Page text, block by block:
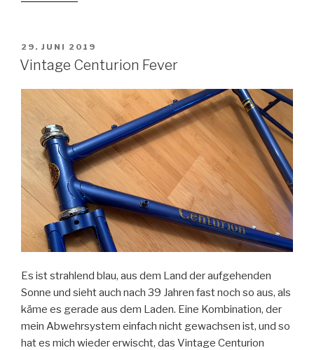
VERÖFFENTLICHT
AM
29. JUNI 2019
Vintage Centurion Fever
Es ist strahlend blau, aus dem Land der aufgehenden
Sonne und sieht auch nach 39 Jahren fast noch so aus, als
käme es gerade aus dem Laden. Eine Kombination, der
mein Abwehrsystem einfach nicht gewachsen ist, und so
hat es mich wieder erwischt, das Vintage Centurion